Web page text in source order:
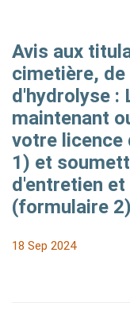
Avis aux
cimetière,
d'hydrolyse :
maintenant
votre licence
1) et
d'entretien
(formulaire
18 Sep 2024